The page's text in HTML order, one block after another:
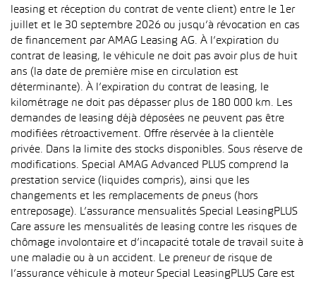
leasing et réception du contrat de vente client) entre le 1er
juillet et le 30 septembre 2026 ou jusqu’à révocation en cas
de financement par AMAG Leasing AG. À l’expiration du
contrat de leasing, le véhicule ne doit pas avoir plus de huit
ans (la date de première mise en circulation est
déterminante). À l’expiration du contrat de leasing, le
kilométrage ne doit pas dépasser plus de 180 000 km. Les
demandes de leasing déjà déposées ne peuvent pas être
modifiées rétroactivement. Offre réservée à la clientèle
privée. Dans la limite des stocks disponibles. Sous réserve de
modifications. Special AMAG Advanced PLUS comprend la
prestation service (liquides compris), ainsi que les
changements et les remplacements de pneus (hors
entreposage). L’assurance mensualités Special LeasingPLUS
Care assure les mensualités de leasing contre les risques de
chômage involontaire et d’incapacité totale de travail suite à
une maladie ou à un accident. Le preneur de risque de
l’assurance véhicule à moteur Special LeasingPLUS Care est